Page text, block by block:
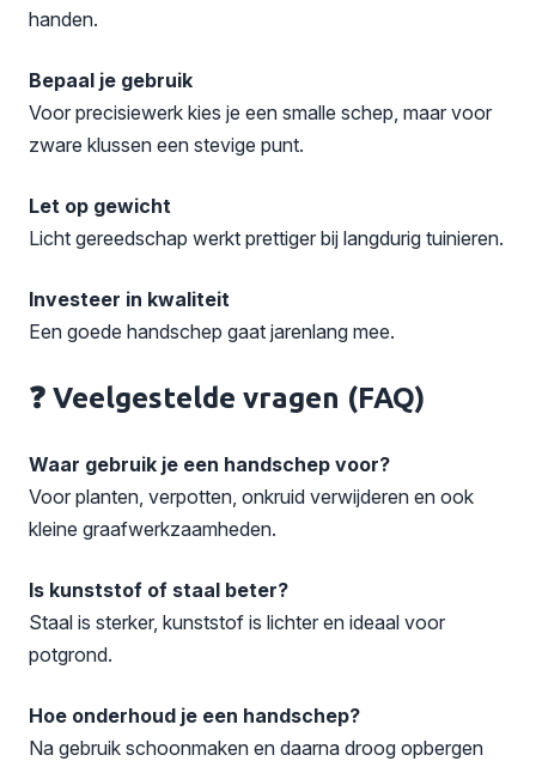
handen.
Bepaal je gebruik
Voor precisiewerk kies je een smalle schep, maar voor
zware klussen een stevige punt.
Let op gewicht
Licht gereedschap werkt prettiger bij langdurig tuinieren.
Investeer in kwaliteit
Een goede handschep gaat jarenlang mee.
❓ Veelgestelde vragen (FAQ)
Waar gebruik je een handschep voor?
Voor planten, verpotten, onkruid verwijderen en ook
kleine graafwerkzaamheden.
Is kunststof of staal beter?
Staal is sterker, kunststof is lichter en ideaal voor
potgrond.
Hoe onderhoud je een handschep?
Na gebruik schoonmaken en daarna droog opbergen